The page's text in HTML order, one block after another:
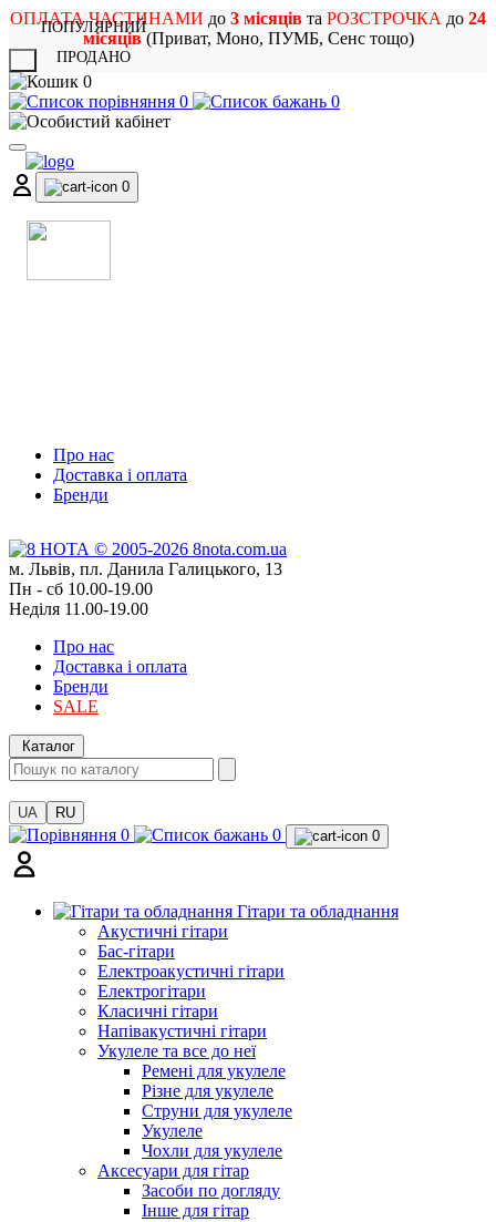
ОПЛАТА ЧАСТИНАМИ до 3 місяців та РОЗСТРОЧКА до 24
місяців(Приват, Моно, ПУМБ, Сенс тощо)
0
0
0
0
Про нас
Доставка і оплата
Бренди
м. Львів, пл. Данила Галицького, 13
Пн - сб 10.00-19.00
Неділя 11.00-19.00
Про нас
Доставка і оплата
Бренди
SALE
Каталог
UA RU
0 0 0
Гітари та обладнання
Акустичні гітари
Бас-гітари
Електроакустичні гітари
Електрогітари
Класичні гітари
Напівакустичні гітари
Укулеле та все до неї
Ремені для укулеле
Різне для укулеле
Струни для укулеле
Укулеле
Чохли для укулеле
Аксесуари для гітар
Засоби по догляду
Інше для гітар
ПОПУЛЯРНИЙ
ПРОДАНО